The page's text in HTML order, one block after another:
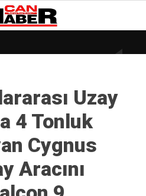
26°
Uzay
4 Tonluk
Cygnus
Aracını